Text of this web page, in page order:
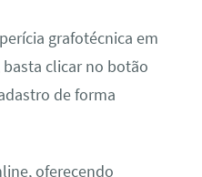
grafotécnica em
basta clicar no botão
de forma
oferecendo